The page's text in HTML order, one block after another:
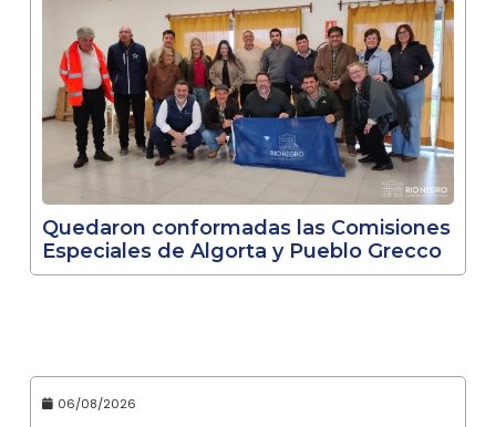
Quedaron conformadas las Comisiones
Especiales de Algorta y Pueblo Grecco
06/08/2026